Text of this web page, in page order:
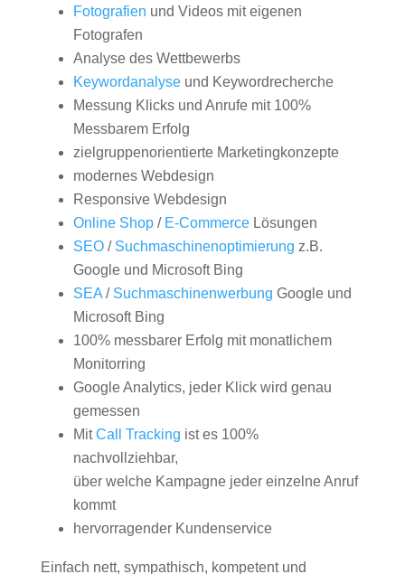
Fotografien und Videos mit eigenen
Fotografen
Analyse des Wettbewerbs
Keywordanalyseund Keywordrecherche
Messung Klicks und Anrufe mit 100%
Messbarem Erfolg
zielgruppenorientierte Marketingkonzepte
modernes Webdesign
Responsive Webdesign
Online Shop/ E-CommerceLösungen
SEO/ Suchmaschinenoptimierung z.B.
Google und Microsoft Bing
SEA/ Suchmaschinenwerbung Google und
Microsoft Bing
100% messbarer Erfolg mit monatlichem
Monitorring
Google Analytics, jeder Klick wird genau
gemessen
MitCall Tracking ist es 100%
nachvollziehbar,
über welche Kampagne jeder einzelne Anruf
kommt
hervorragender Kundenservice
Einfach nett, sympathisch, kompetent und